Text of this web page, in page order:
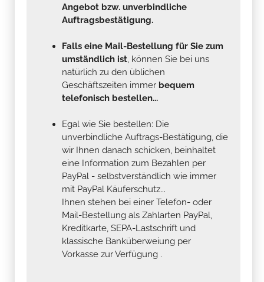
Angebot bzw. unverbindliche
Auftragsbestätigung.
Falls eine Mail-Bestellung für Sie zum
umständlich ist, können Sie bei uns
natürlich zu den üblichen
Geschäftszeiten immer bequem
telefonisch bestellen...
Egal wie Sie bestellen: Die
unverbindliche Auftrags-Bestätigung, die
wir Ihnen danach schicken, beinhaltet
eine Information zum Bezahlen per
PayPal - selbstverständlich wie immer
mit PayPal Käuferschutz...
Ihnen stehen bei einer Telefon- oder
Mail-Bestellung als Zahlarten PayPal,
Kreditkarte, SEPA-Lastschrift und
klassische Banküberweiung per
Vorkasse zur Verfügung .